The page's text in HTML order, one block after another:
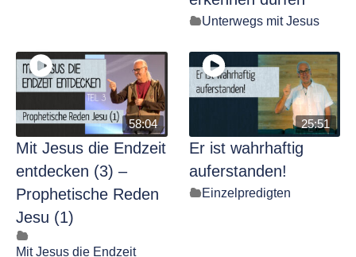
Unterwegs mit Jesus
58:04
Mit Jesus die Endzeit
entdecken (3) –
Prophetische Reden
Jesu (1)
Mit Jesus die Endzeit
25:51
Er ist wahrhaftig
auferstanden!
Einzelpredigten